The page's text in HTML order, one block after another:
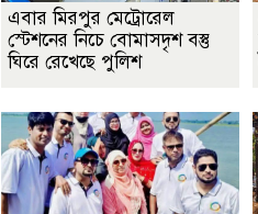
এবার মিরপুর মেট্রোরেল
স্টেশনের নিচে বোমাসদৃশ বস্তু
ঘিরে রেখেছে পুলিশ